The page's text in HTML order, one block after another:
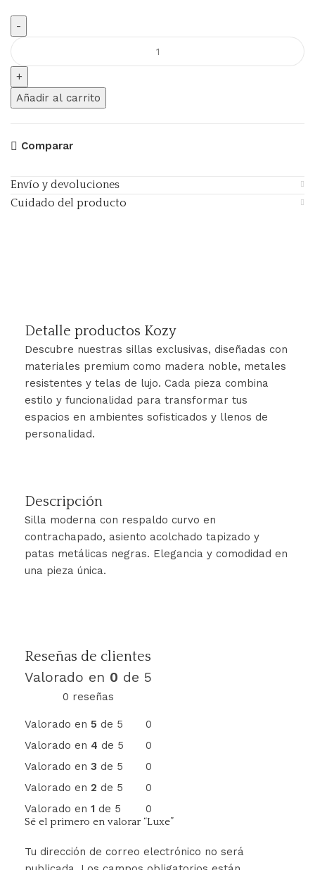
Añadir al carrito
Comparar
Envío y devoluciones
Cuidado del producto
Detalle productos Kozy
Descubre nuestras sillas exclusivas, diseñadas con
materiales premium como madera noble, metales
resistentes y telas de lujo. Cada pieza combina
estilo y funcionalidad para transformar tus
espacios en ambientes sofisticados y llenos de
personalidad.
Descripción
Silla moderna con respaldo curvo en
contrachapado, asiento acolchado tapizado y
patas metálicas negras. Elegancia y comodidad en
una pieza única.
Reseñas de clientes
Valorado en 0 de 5
0 reseñas
Valorado en 5 de 5
0
Valorado en 4 de 5
0
Valorado en 3 de 5
0
Valorado en 2 de 5
0
Valorado en 1 de 5 0
Sé el primero en valorar “Luxe”
Tu dirección de correo electrónico no será